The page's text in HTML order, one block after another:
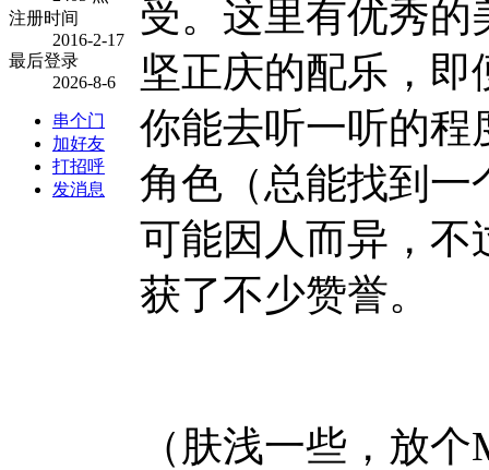
注册时间
2016-2-17
最后登录
2026-8-6
串个门
加好友
打招呼
发消息
受。这里有优秀
坚正庆的配乐，
你能去听一听的程
角色（总能找到一
可能因人而异，不
获了不少赞誉。
（肤浅一些，放